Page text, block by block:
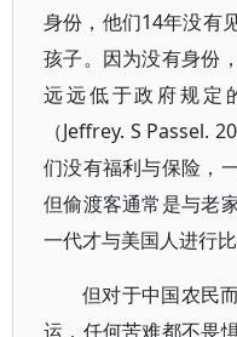
身份，他们14年没有
孩子。因为没有身份
远远低于政府规定
（Jeffrey. S Passel.
们没有福利与保险，
但偷渡客通常是与老
一代才与美国人进行比
但对于中国农民
运，任何苦难都不畏